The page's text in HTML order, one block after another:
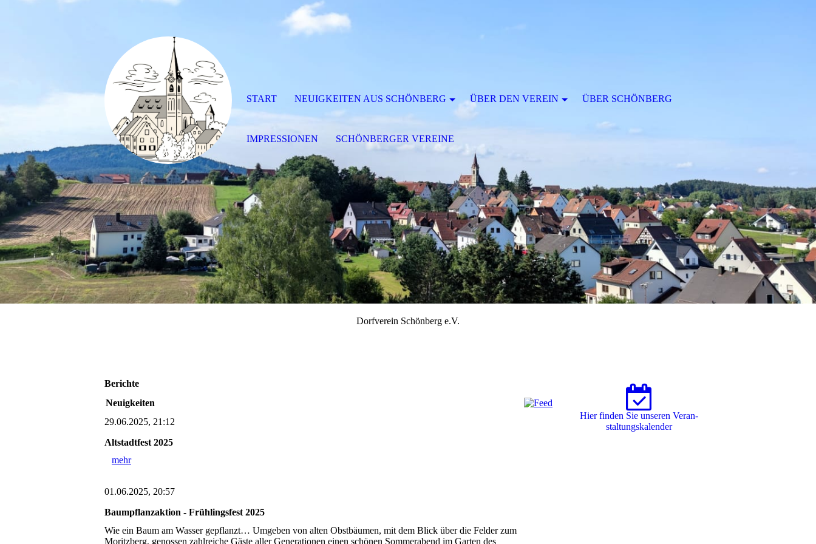
Dorfverein Schönberg e.V.
Berichte
Neuigkeiten
29.06.2025, 21:12
Altstadtfest 2025
mehr
01.06.2025, 20:57
Baumpflanzaktion - Frühlingsfest 2025
Wie ein Baum am Wasser gepflanzt… Umgeben von alten Obstbäumen, mit dem Blick über die Felder zum
Moritzberg, genossen zahlreiche Gäste aller Generationen einen schönen Sommerabend im Garten des
Hier finden Sie unseren Ver­an­
stal­tungs­ka­len­der
START NEUIGKEITEN AUS SCHÖNBERG ÜBER DEN VEREIN ÜBER SCHÖNBERG
IMPRESSIONEN SCHÖNBERGER VEREINE